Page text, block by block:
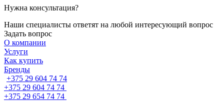
Нужна консультация?
Наши специалисты ответят на любой интересующий вопрос
Задать вопрос
О компании
Услуги
Как купить
Бренды
+375 29 604 74 74
+375 29 604 74 74
+375 29 654 74 74